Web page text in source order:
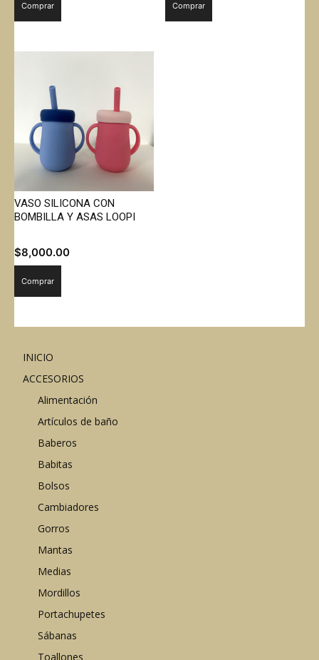
Comprar Comprar
VASO SILICONA CON
BOMBILLA Y ASAS LOOPI
$8,000.00
Comprar
INICIO
ACCESORIOS
Alimentación
Artículos de baño
Baberos
Babitas
Bolsos
Cambiadores
Gorros
Mantas
Medias
Mordillos
Portachupetes
Sábanas
Toallones